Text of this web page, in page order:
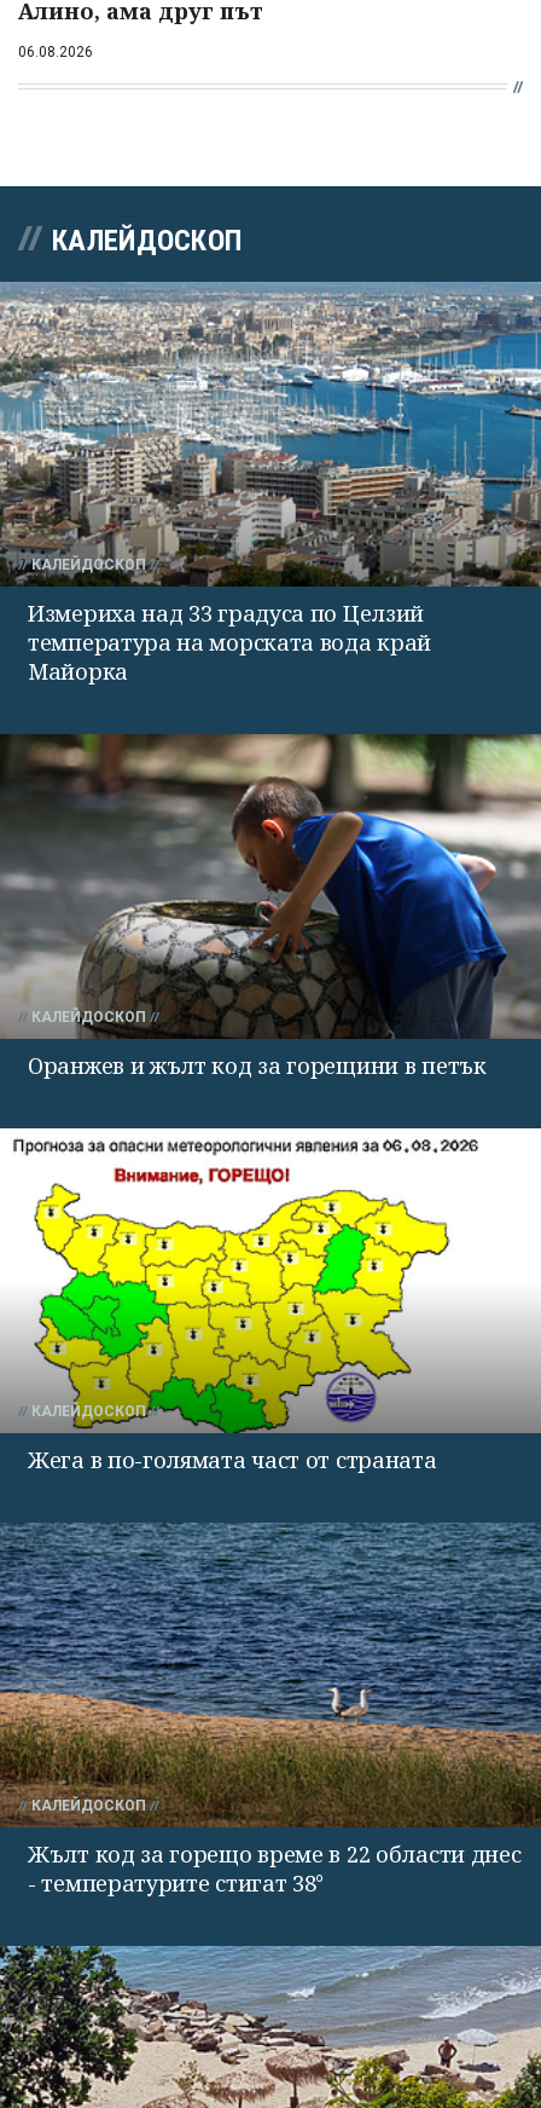
Алино, ама друг път
06.08.2026
КАЛЕЙДОСКОП
КАЛЕЙДОСКОП
Измериха над 33 градуса по Целзий
температура на морската вода край
Майорка
КАЛЕЙДОСКОП
Оранжев и жълт код за горещини в петък
КАЛЕЙДОСКОП
Жега в по-голямата част от страната
КАЛЕЙДОСКОП
Жълт код за горещо време в 22 области днес
- температурите стигат 38°